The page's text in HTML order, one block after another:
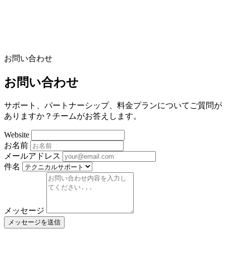
お問い合わせ
お問い合わせ
サポート、パートナーシップ、料金プランについてご質問が
ありますか？チームがお答えします。
Website
お名前
メールアドレス
件名
メッセージ
メッセージを送信